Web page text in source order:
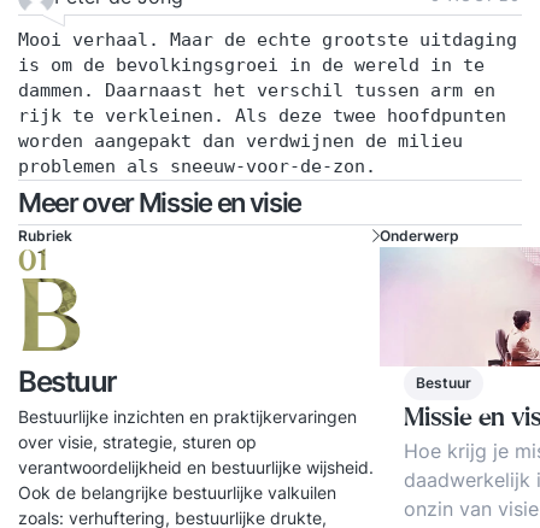
Mooi verhaal. Maar de echte grootste uitdaging
is om de bevolkingsgroei in de wereld in te
dammen. Daarnaast het verschil tussen arm en
rijk te verkleinen. Als deze twee hoofdpunten
worden aangepakt dan verdwijnen de milieu
problemen als sneeuw-voor-de-zon.
Meer over Missie en visie
Rubriek
01
B
Bestuur
Bestuurlijke inzichten en praktijkervaringen
over visie, strategie, sturen op
verantwoordelijkheid en bestuurlijke wijsheid.
Ook de belangrijke bestuurlijke valkuilen
zoals: verhuftering, bestuurlijke drukte,
Onderwerp
Bestuur
Missie en
Hoe krijg je
daadwerkelijk
onzin van